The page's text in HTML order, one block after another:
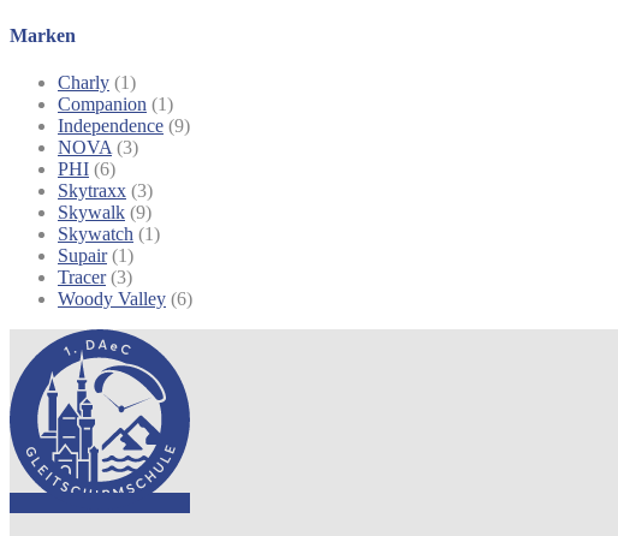
Marken
Charly (1)
Companion (1)
Independence (9)
NOVA (3)
PHI (6)
Skytraxx (3)
Skywalk (9)
Skywatch (1)
Supair (1)
Tracer (3)
Woody Valley (6)